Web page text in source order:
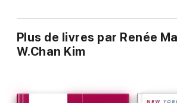
Plus de livres par Renée
W.Chan Kim